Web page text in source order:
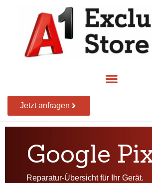
Jetzt anfragen
Google
Reparatur-Übersicht für Ihr Gerät.